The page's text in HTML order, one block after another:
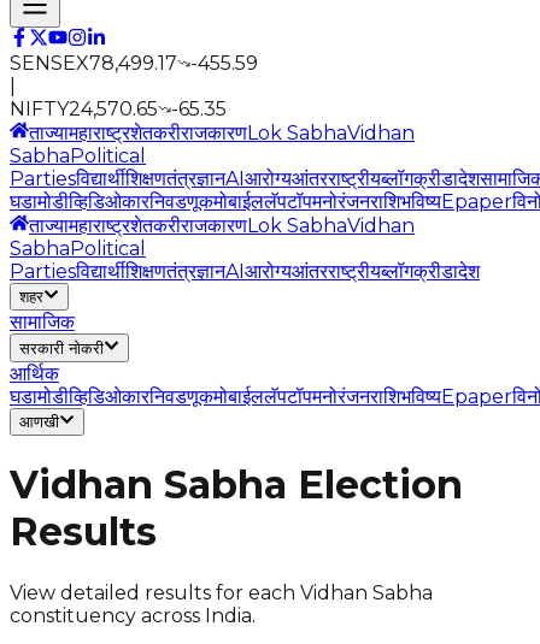
SENSEX78,499.17
-455.59
NIFTY24,570.65
-65.35
ताज्यामहाराष्ट्रशेतकरीराजकारणLok SabhaVidhan
SabhaPolitical
Partiesविद्यार्थीशिक्षणतंत्रज्ञानAIआरोग्यआंतरराष्ट्रीयब्लॉगक्रीडादेश
घडामोडीव्हिडिओकारनिवडणूकमोबाईललॅपटॉपमनोरंजनराशिभविष्यEpaper
ताज्यामहाराष्ट्रशेतकरीराजकारणLok SabhaVidhan
SabhaPolitical
Partiesविद्यार्थीशिक्षणतंत्रज्ञानAIआरोग्यआंतरराष्ट्रीयब्लॉगक्रीडादेश
शहर
सामाजिक
सरकारी नोकरी
आर्थिक
घडामोडीव्हिडिओकारनिवडणूकमोबाईललॅपटॉपमनोरंजनराशिभविष्यEpaper
आणखी
Vidhan Sabha Election
Results
View detailed results for each Vidhan Sabha
constituency across India.